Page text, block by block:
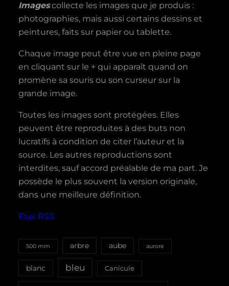
Imagescollecte les images que je produis :
photographies, mais aussi certains dessins et
peintures, faits sur papier ou tablette.
Chaque image peut être vue en pleine page
en cliquant sur le + qui apparaît quand on
promène sa souris ou son curseur sur la
grande image.
Toutes les images sont protégées. Elles
peuvent être reproduites à des buts non
lucratifs à condition de citer l’auteur et la
source. Les autres reproductions sont
interdites, sauf accord préalable de ma part. Je
possède le plus souvent la version originale,
dans une meilleure définition.
Flux RSS
500 mm arbre aube aurore
blanc bleu Canicule